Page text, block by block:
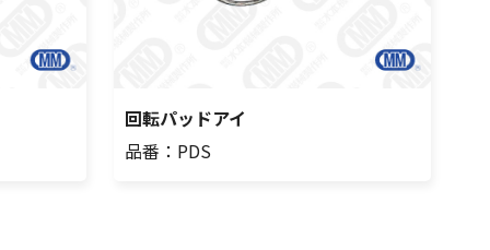
回転パッドアイ
品番：PDS